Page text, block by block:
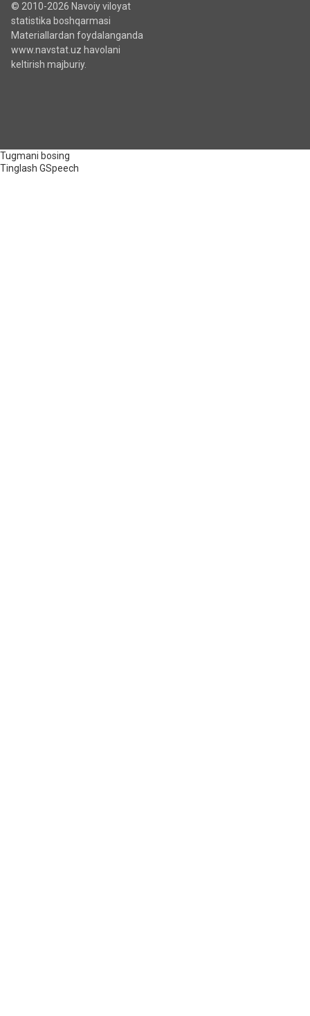
© 2010-2026 Navoiy viloyat
statistika boshqarmasi
Materiallardan foydalanganda
www.navstat.uz havolani
keltirish majburiy.
Tugmani bosing
Tinglash GSpeech